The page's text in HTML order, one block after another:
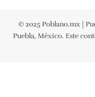
© 2025 Poblano.mx |
Puebla, México. Este